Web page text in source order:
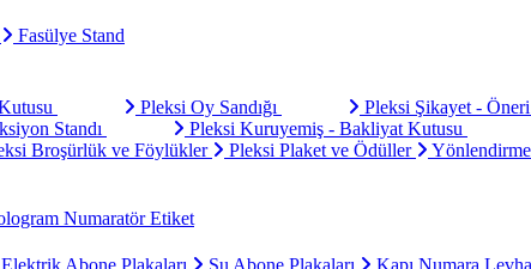
Fasülye Stand
Pleksi Oy Sandığı Pleksi Şikayet -
Standı Pleksi Kuruyemiş - Bakliyat Kutusu
Broşürlük ve Föylükler Pleksi Plaket ve Ödüller
Numaratör Etiket
Elektrik Abone Plakaları Su Abone Plakaları Kapı Numara